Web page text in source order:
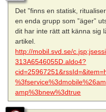
Det ”finns en statisk,
en enda grupp som ”äger”
dit har inte rätt att känna sig
artikel.
http://mobil.svd.se/
313A6546055D.aldo4?
amp%3bnew%3dtrue